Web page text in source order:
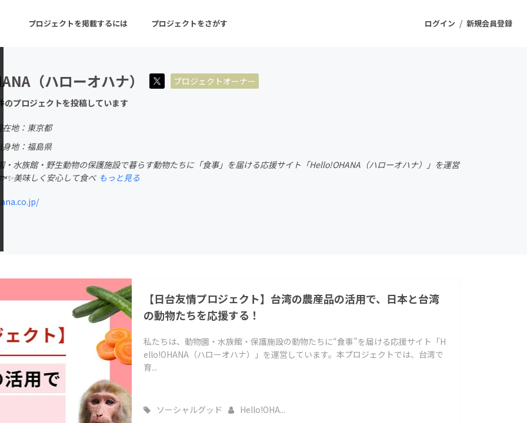
ログイン / 新規会員登録
プロジェクトを掲載するには プロジェクトをさがす
ーン 注目の新着プロジェクト
音楽
ゲーム・サービス開発
フード・飲食店
ファッション
CAMPFIRE for Social Good
CAMPFIREふるさと納税
machi-ya コミュニティ
（ハローオハナ）
プロジェクトオーナー
のプロジェクトを投稿しています
在地：東京都
身地：福島県
・水族館・野生動物の保護施設で暮らす動物たちに「食事」を届ける応援サイト「Hello!OHANA（ハローオハナ）」を運営
美味しく安心して食べ もっと見る
【日台友情プロジェクト】台湾の農産品の活用で、日本と台湾
の動物たちを応援する！
私たちは、動物園・水族館・保護施設の動物たちに“食事”を届ける応援サイト「H
ello!OHANA（ハローオハナ）」を運営しています。本プロジェクトでは、台湾で
育...
ソーシャルグッド Hello!OHA...